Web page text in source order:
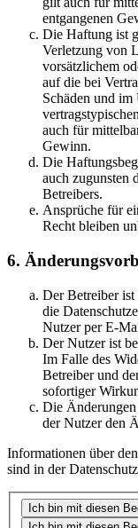
entgangenen
Die Haftung ist
Verletzung von
vorsätzlichem
auf die bei
Schäden und
auch für
Gewinn.
Die
auch zugunsten
Betreibers.
Ansprüche für
Recht bleiben
6.
Der Betreiber
die
Nutzer per E-
Der Nutzer ist
Im Falle des
Betreiber und
sofortiger
Die
der Nutzer den
Informationen über
sind in der